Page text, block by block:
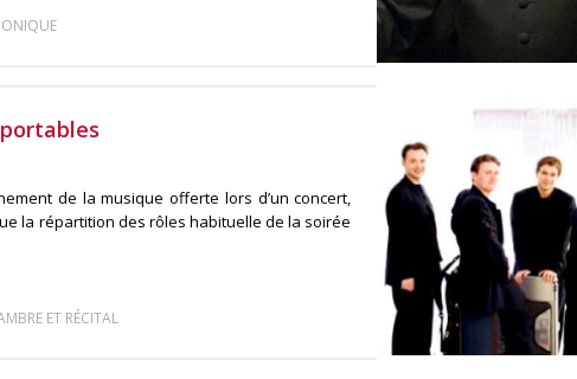
de la musique offerte lors d’un concert,
la répartition des rôles habituelle de la soirée
ET RÉCITAL